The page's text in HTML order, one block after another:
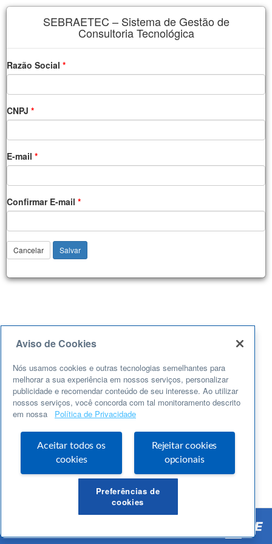
SEBRAETEC – Sistema de Gestão de
Consultoria Tecnológica
Razão Social
CNPJ
E-mail
Confirmar E-mail
Cancelar Salvar
novosebraetec@sc.sebrae.com.br
Aviso de Cookies
Nós usamos cookies e outras tecnologias semelhantes para
melhorar a sua experiência em nossos serviços, personalizar
publicidade e recomendar conteúdo de seu interesse. Ao utilizar
nossos serviços, você concorda com tal monitoramento descrito
em nossa
Política de Privacidade
Aceitar todos os
cookies
Rejeitar cookies
opcionais
Preferências de
cookies